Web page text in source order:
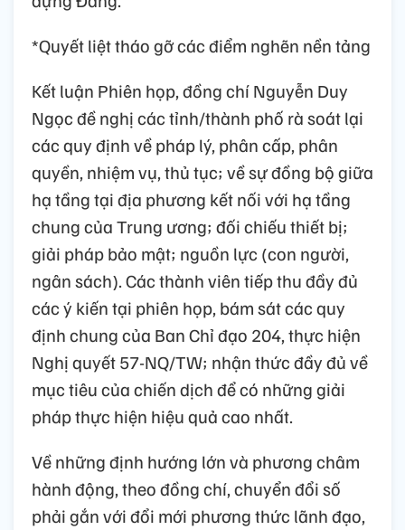
*Quyết liệt tháo gỡ các điểm nghẽn nền tảng
Kết luận Phiên họp, đồng chí Nguyễn Duy
Ngọc đề nghị các tỉnh/thành phố rà soát lại
các quy định về pháp lý, phân cấp, phân
quyền, nhiệm vụ, thủ tục; về sự đồng bộ giữa
hạ tầng tại địa phương kết nối với hạ tầng
chung của Trung ương; đối chiếu thiết bị;
giải pháp bảo mật; nguồn lực (con người,
ngân sách). Các thành viên tiếp thu đầy đủ
các ý kiến tại phiên họp, bám sát các quy
định chung của Ban Chỉ đạo 204, thực hiện
Nghị quyết 57-NQ/TW; nhận thức đầy đủ về
mục tiêu của chiến dịch để có những giải
pháp thực hiện hiệu quả cao nhất.
Về những định hướng lớn và phương châm
hành động, theo đồng chí, chuyển đổi số
phải gắn với đổi mới phương thức lãnh đạo,